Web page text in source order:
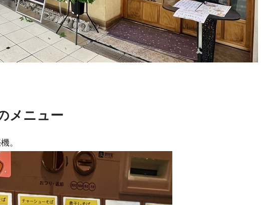
メニュー
。